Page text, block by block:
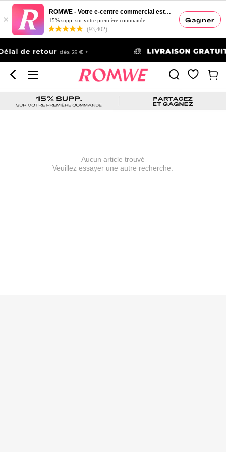
Gagner
×
ROMWE - Votre e-centre commercial esthétique
15% supp. sur votre première commande
(93,402)
Aucun article trouvé
Veuillez essayer une autre recherche.